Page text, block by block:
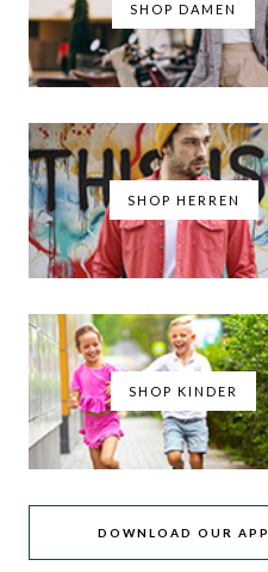
SHOP DAMEN
SHOP HERREN
SHOP KINDER
DOWNLOAD OUR APP